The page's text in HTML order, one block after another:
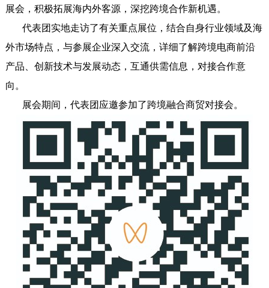
展会，积极拓展海内外客源，深挖跨境合作新机遇。
代表团实地走访了有关重点展位，结合自身行业领域及海
外市场特点，与参展企业深入交流，详细了解跨境电商前沿
产品、创新技术与发展动态，互通供需信息，对接合作意
向。
展会期间，代表团应邀参加了跨境融合商贸对接会。